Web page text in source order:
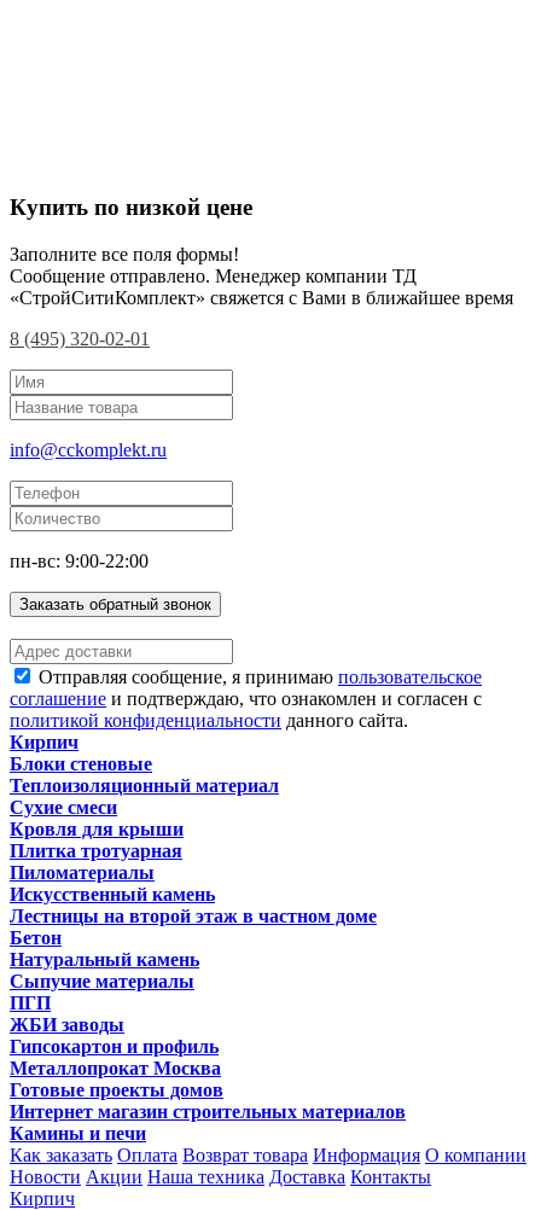
Купить по низкой цене
Заполните все поля формы!
Сообщение отправлено. Менеджер компании ТД
«СтройСитиКомплект» свяжется с Вами в ближайшее время
8 (495) 320-02-01
info@cckomplekt.ru
пн-вс: 9:00-22:00
Заказать обратный звонок
Отправляя сообщение, я принимаю пользовательское
соглашение и подтверждаю, что ознакомлен и согласен с
политикой конфиденциальности данного сайта.
Кирпич
Блоки стеновые
Теплоизоляционный материал
Сухие смеси
Кровля для крыши
Плитка тротуарная
Пиломатериалы
Искусственный камень
Лестницы на второй этаж в частном доме
Бетон
Натуральный камень
Сыпучие материалы
ПГП
ЖБИ заводы
Гипсокартон и профиль
Металлопрокат Москва
Готовые проекты домов
Интернет магазин строительных материалов
Камины и печи
Как заказать Оплата Возврат товара Информация О компании
Новости Акции Наша техника Доставка Контакты
Кирпич